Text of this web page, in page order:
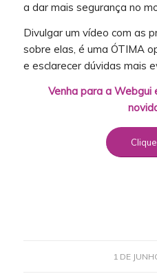
a dar mais segurança no
Divulgar um vídeo com as
sobre elas, é uma ÓTIMA
e esclarecer dúvidas mais
Venha para a Webgui
1 DE